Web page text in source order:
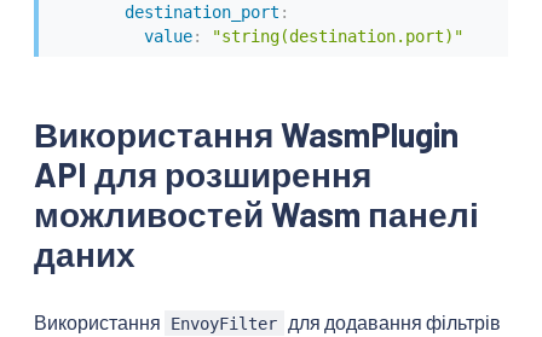
destination_port :
value: "string(destination.port)"
Використання WasmPlugin
API для розширення
можливостей Wasm панелі
даних
Використання EnvoyFilter
для додавання фільтрів